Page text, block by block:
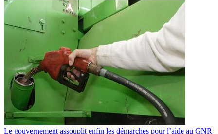
Le gouvernement assouplit enfin les démarches pour l’aide au GNR